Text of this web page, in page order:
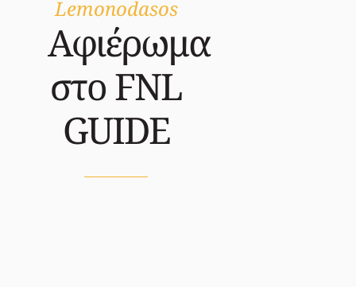
Lemonodasos
Αφιέρωμα
στο FNL
GUIDE